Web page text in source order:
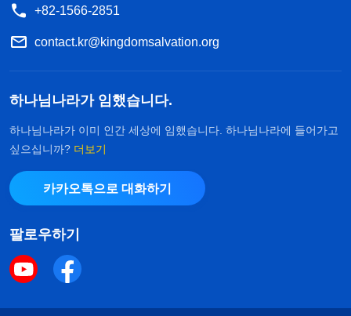
+82-1566-2851
contact.kr@kingdomsalvation.org
하나님나라가 임했습니다.
하나님나라가 이미 인간 세상에 임했습니다. 하나님나라에 들어가고
싶으십니까? 더보기
카카오톡으로 대화하기
팔로우하기